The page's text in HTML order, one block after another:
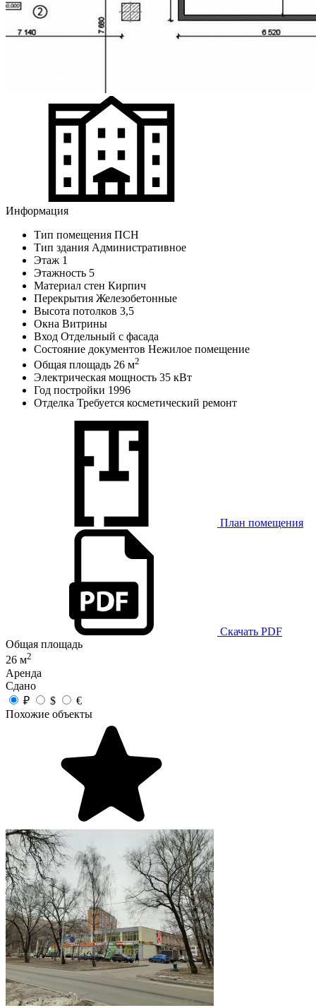
Информация
Тип помещения ПСН
Тип здания Административное
Этаж 1
Этажность 5
Материал стен Кирпич
Перекрытия Железобетонные
Высота потолков 3,5
Окна Витрины
Вход Отдельный с фасада
Состояние документов Нежилое помещение
Общая площадь 26 м2
Электрическая мощность 35 кВт
Год постройки 1996
Отделка Требуется косметический ремонт
План помещения
Скачать PDF
Общая площадь
26 м2
Аренда
Сдано
₽
$
€
Похожие объекты